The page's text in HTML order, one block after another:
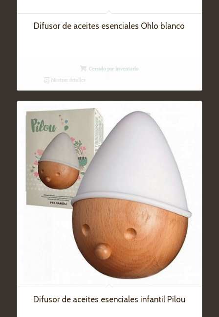
Difusor de aceites esenciales Ohlo blanco
Cerrado por inventario
Mostrar detalles
Difusor de aceites esenciales infantil Pilou